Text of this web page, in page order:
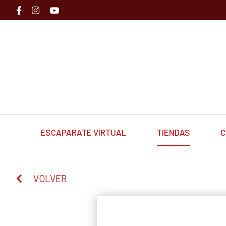
ESCAPARATE VIRTUAL TIENDAS
VOLVER